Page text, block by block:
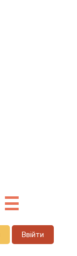
☰
Ввійти